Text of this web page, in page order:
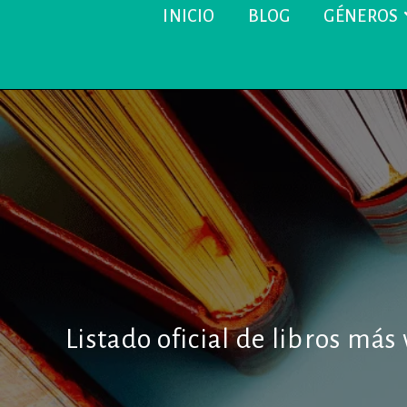
INICIO BLOG GÉNEROS
Listado oficial de libros